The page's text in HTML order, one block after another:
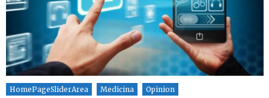
HomePageSliderArea Medicina Opinion